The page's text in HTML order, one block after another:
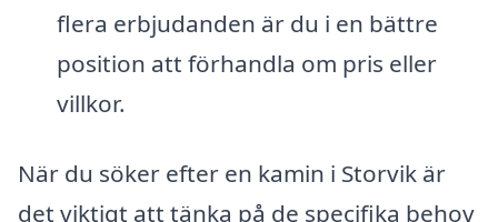
flera erbjudanden är du i en bättre
position att förhandla om pris eller
villkor.
När du söker efter en kamin i Storvik är
det viktigt att tänka på de specifika behov